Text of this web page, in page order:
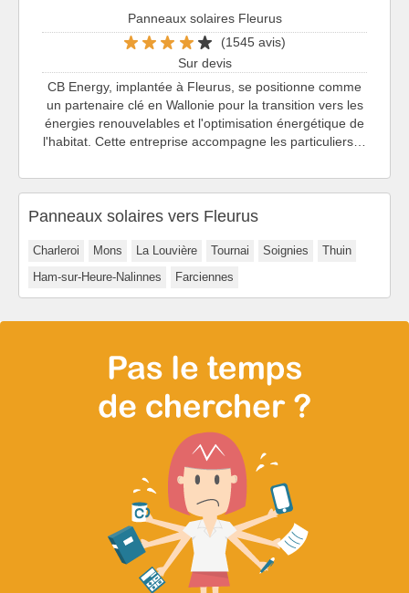
Panneaux solaires Fleurus
(1545 avis)
Sur devis
CB Energy, implantée à Fleurus, se positionne comme
un partenaire clé en Wallonie pour la transition vers les
énergies renouvelables et l'optimisation énergétique de
l'habitat. Cette entreprise accompagne les particuliers…
Panneaux solaires vers Fleurus
Charleroi Mons La Louvière Tournai Soignies
Thuin
Ham-sur-Heure-Nalinnes
Farciennes